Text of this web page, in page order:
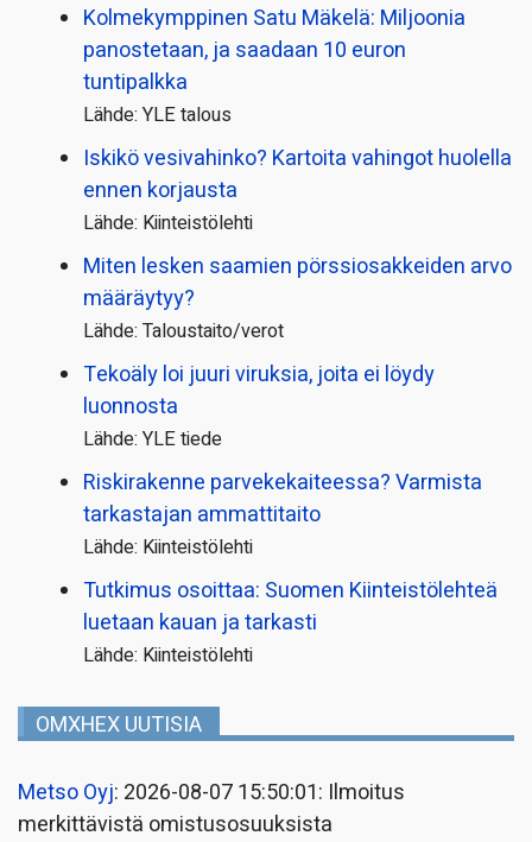
Kolmekymppinen Satu Mäkelä: Miljoonia
panostetaan, ja saadaan 10 euron
tuntipalkka
Lähde: YLE talous
Iskikö vesivahinko? Kartoita vahingot huolella
ennen korjausta
Lähde: Kiinteistölehti
Miten lesken saamien pörssi­osakkeiden arvo
määräytyy?
Lähde: Taloustaito/verot
Tekoäly loi juuri viruksia, joita ei löydy
luonnosta
Lähde: YLE tiede
Riskirakenne parvekekaiteessa? Varmista
tarkastajan ammattitaito
Lähde: Kiinteistölehti
Tutkimus osoittaa: Suomen Kiinteistölehteä
luetaan kauan ja tarkasti
Lähde: Kiinteistölehti
OMXHEX UUTISIA
Metso Oyj: 2026-08-07 15:50:01: Ilmoitus
merkittävistä omistusosuuksista